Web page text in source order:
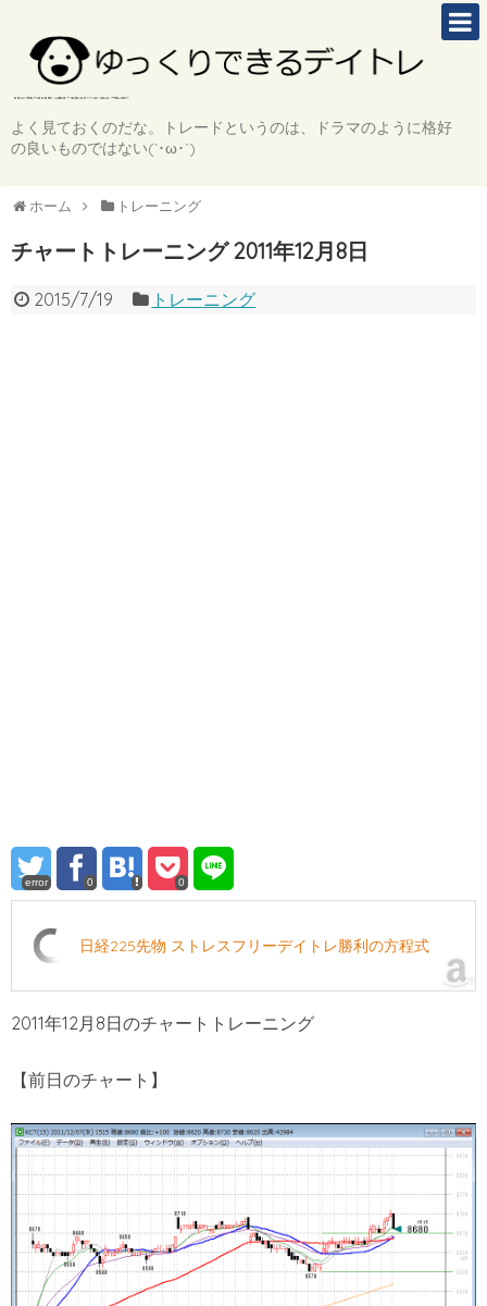
よく見ておくのだな。トレードというのは、ドラマのように格好
の良いものではない(`･ω･´)
ホーム トレーニング
チャートトレーニング 2011年12月8日
2015/7/19 トレーニング
error 0 0
日経225先物 ストレスフリーデイトレ勝利の方程式
2011年12月8日のチャートトレーニング
【前日のチャート】